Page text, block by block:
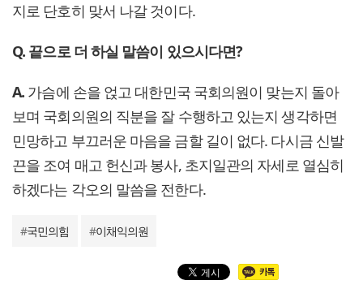
지로 단호히 맞서 나갈 것이다.
Q. 끝으로 더 하실 말씀이 있으시다면?
A. 가슴에 손을 얹고 대한민국 국회의원이 맞는지 돌아
보며 국회의원의 직분을 잘 수행하고 있는지 생각하면
민망하고 부끄러운 마음을 금할 길이 없다. 다시금 신발
끈을 조여 매고 헌신과 봉사, 초지일관의 자세로 열심히
하겠다는 각오의 말씀을 전한다.
#국민의힘 #이채익의원